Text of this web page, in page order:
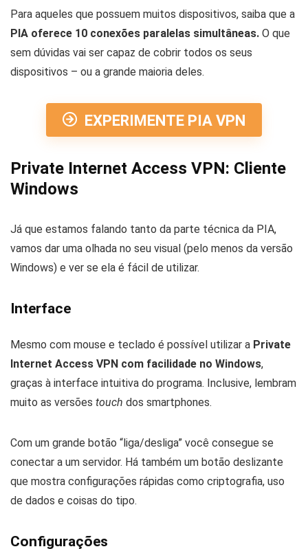
Para aqueles que possuem muitos dispositivos, saiba que a
PIA oferece 10 conexões paralelas simultâneas. O que
sem dúvidas vai ser capaz de cobrir todos os seus
dispositivos – ou a grande maioria deles.
EXPERIMENTE PIA VPN
Private Internet Access VPN: Cliente
Windows
Já que estamos falando tanto da parte técnica da PIA,
vamos dar uma olhada no seu visual (pelo menos da versão
Windows) e ver se ela é fácil de utilizar.
Interface
Mesmo com mouse e teclado é possível utilizar a Private
Internet Access VPN com facilidade no Windows,
graças à interface intuitiva do programa. Inclusive, lembram
muito as versões touch dos smartphones.
Com um grande botão “liga/desliga” você consegue se
conectar a um servidor. Há também um botão deslizante
que mostra configurações rápidas como criptografia, uso
de dados e coisas do tipo.
Configurações